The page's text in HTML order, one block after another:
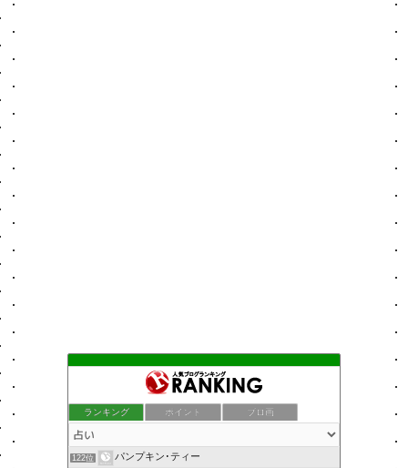
ランキング ポイント ブロ画
122位 パンプキン･ティー